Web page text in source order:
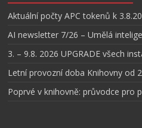
Aktuální počty APC tokenů k
AI newsletter 7/26 – Umělá
3. – 9.8. 2026 UPGRADE všech
Letní provozní doba Knihovny od
Poprvé v knihovně: průvodce pro